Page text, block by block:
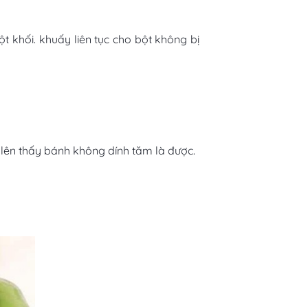
khối. khuấy liên tục cho bột không bị
thấy bánh không dính tăm là được.